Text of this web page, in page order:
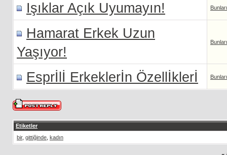
Işıklar Açık Uyumayın!
Hamarat Erkek Uzun
Yaşıyor!
Esprİlİ Erkeklerİn Özellİklerİ
Etiketler
bir, gittiğinde kadın